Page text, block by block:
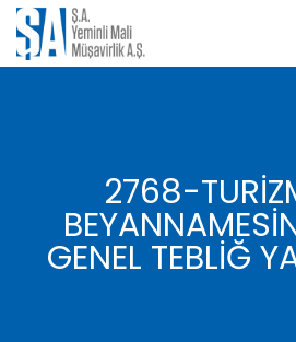
2768-
GENEL TEBLİĞ